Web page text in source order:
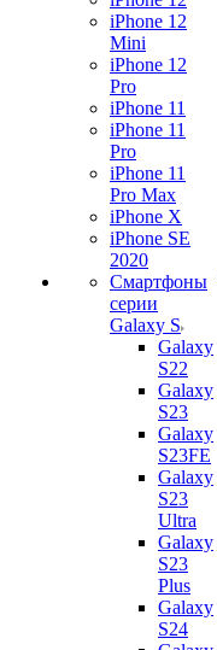
iPhone 12
Mini
iPhone 12
Pro
iPhone 11
iPhone 11
Pro
iPhone 11
Pro Max
iPhone X
iPhone SE
2020
Смартфоны
серии
Galaxy S
Galaxy
S22
Galaxy
S23
Galaxy
S23FE
Galaxy
S23
Ultra
Galaxy
S23
Plus
Galaxy
S24